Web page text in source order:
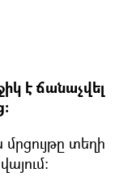
է ճանաչվել
տեղի